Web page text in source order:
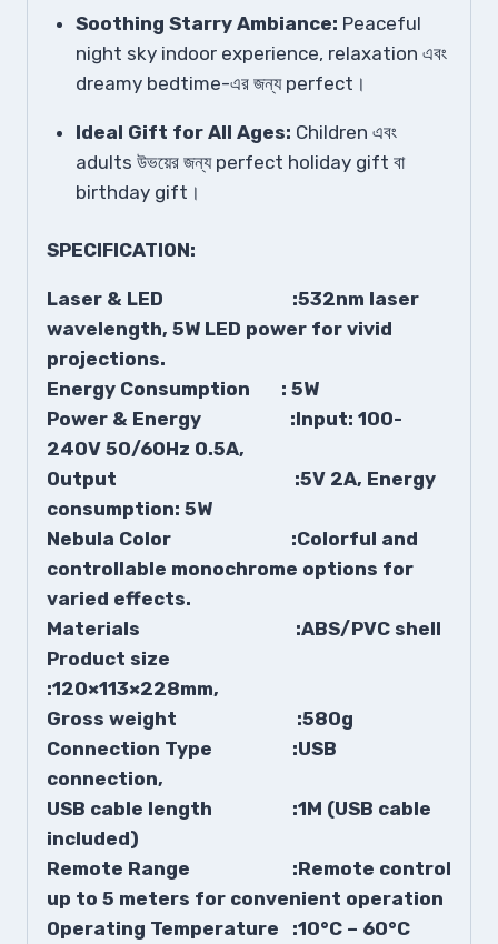
Soothing Starry Ambiance: Peaceful
night sky indoor experience, relaxation এবং
dreamy bedtime-এর জন্য perfect।
Ideal Gift for All Ages: Children এবং
adults উভয়ের জন্য perfect holiday gift বা
birthday gift।
SPECIFICATION:
Laser & LED :532nm laser
wavelength, 5W LED power for vivid
projections.
Energy Consumption : 5W
Power & Energy :Input: 100-
240V 50/60Hz 0.5A,
Output :5V 2A, Energy
consumption: 5W
Nebula Color :Colorful and
controllable monochrome options for
varied effects.
Materials :ABS/PVC shell
Product size
:120×113×228mm,
Gross weight :580g
Connection Type :USB
connection,
USB cable length :1M (USB cable
included)
Remote Range :Remote control
up to 5 meters for convenient operation
Operating Temperature :10°C – 60°C